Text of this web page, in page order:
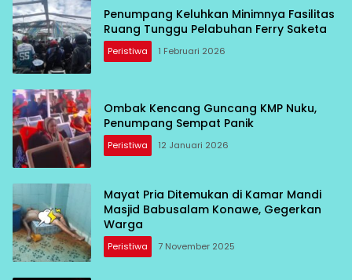
Penumpang Keluhkan Minimnya Fasilitas
Ruang Tunggu Pelabuhan Ferry Saketa
Peristiwa 1 Februari 2026
Ombak Kencang Guncang KMP Nuku,
Penumpang Sempat Panik
Peristiwa 12 Januari 2026
Mayat Pria Ditemukan di Kamar Mandi
Masjid Babusalam Konawe, Gegerkan
Warga
Peristiwa 7 November 2025